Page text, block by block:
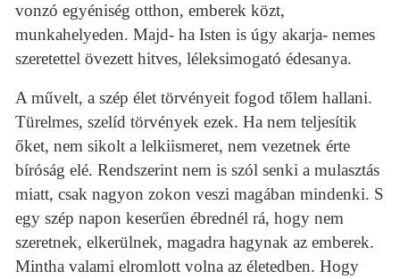
vonzó egyéniség otthon, emberek közt,
munkahelyeden. Majd- ha Isten is úgy akarja- nemes
szeretettel övezett hitves, léleksimogató édesanya.
A művelt, a szép élet törvényeit fogod tőlem hallani.
Türelmes, szelíd törvények ezek. Ha nem teljesítik
őket, nem sikolt a lelkiismeret, nem vezetnek érte
bíróság elé. Rendszerint nem is szól senki a mulasztás
miatt, csak nagyon zokon veszi magában mindenki. S
egy szép napon keserűen ébrednél rá, hogy nem
szeretnek, elkerülnek, magadra hagynak az emberek.
Mintha valami elromlott volna az életedben. Hogy